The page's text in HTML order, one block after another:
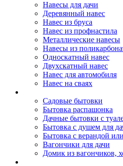
Навесы для дачи
Деревянный навес
Навес из бруса
Навес из профнастила
Металлические навесы
Навесы из
Односкатный навес
Двухскатный навес
Навес для автомобиля
Навес на сваях
Садовые бытовки
Бытовка распашонка
Дачные бытовки с
Бытовка с душем для
Бытовка с верандой
Вагончики для дачи
Домик из вагончиков,